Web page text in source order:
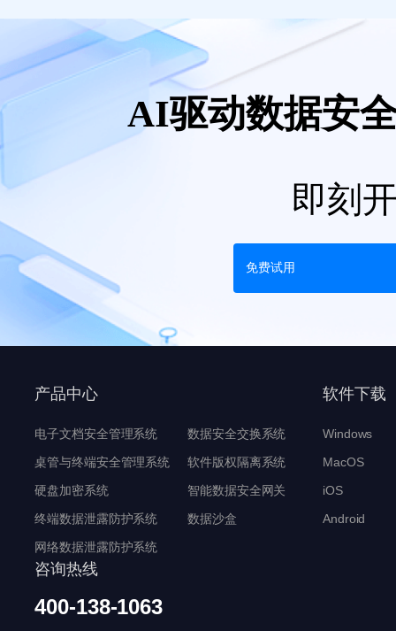
AI驱动数据安
即刻
免费试用
产品中心
电子文档安全管理系统
桌管与终端安全管理系统
硬盘加密系统
终端数据泄露防护系统
网络数据泄露防护系统
数据安全交换系统
软件版权隔离系统
智能数据安全网关
数据沙盒
软件下载
Windows
MacOS
iOS
Android
咨询热线
400-138-1063